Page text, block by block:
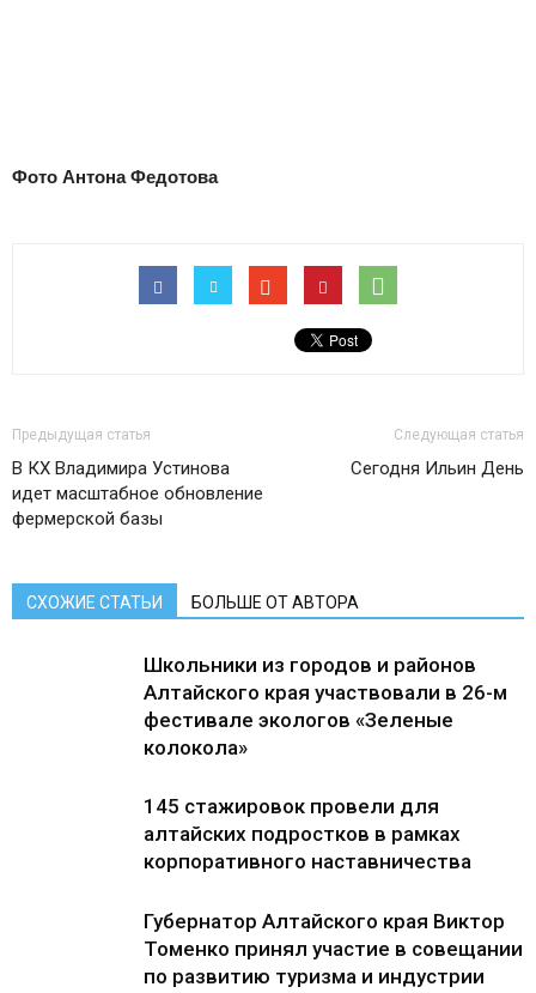
Фото Антона Федотова
Предыдущая статья
В КХ Владимира Устинова
идет масштабное обновление
фермерской базы
Следующая статья
Сегодня Ильин День
СХОЖИЕ СТАТЬИ БОЛЬШЕ ОТ АВТОРА
Школьники из городов и районов
Алтайского края участвовали в 26-м
фестивале экологов «Зеленые
колокола»
145 стажировок провели для
алтайских подростков в рамках
корпоративного наставничества
Губернатор Алтайского края Виктор
Томенко принял участие в совещании
по развитию туризма и индустрии